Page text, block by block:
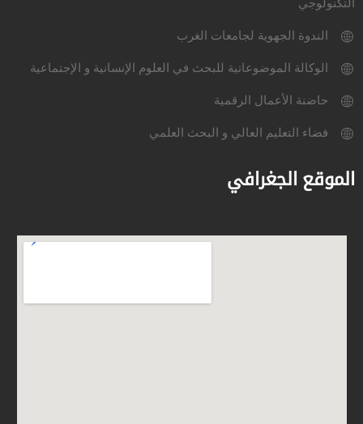
التكنولوجي
الندوة الجهوية لجامعات الغرب
الوكالة الموضوعاتية للبحث في العلوم الإنسانية و الإجتماعية
حاضنة الأعمال الرقمية
فضاء التعليم العالي و البحث العلمي
الموقع الجغرافي